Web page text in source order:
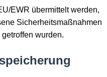
EWR übermittelt werden,
Sicherheitsmaßnahmen
wurden.